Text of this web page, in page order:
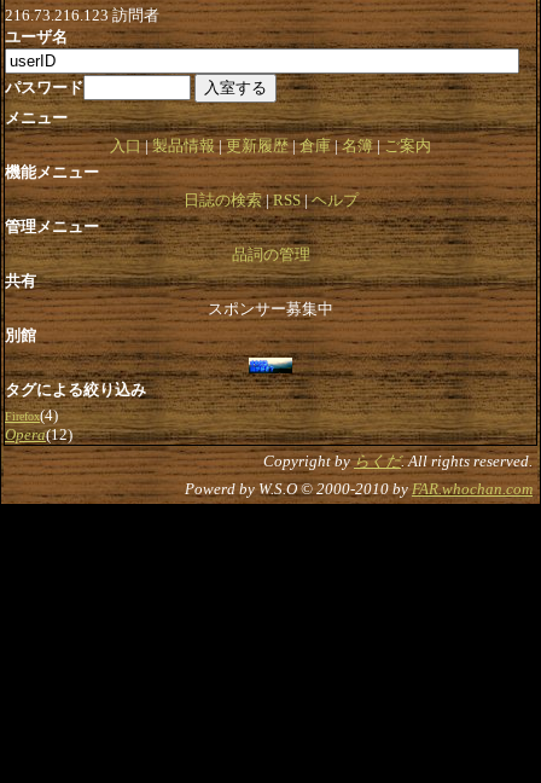
216.73.216.123訪問者
ユーザ名
パスワード
メニュー
入口 製品情報 更新履歴 倉庫 名簿 ご案内
機能メニュー
日誌の検索 RSS ヘルプ
管理メニュー
品詞の管理
共有
スポンサー募集中
別館
タグによる絞り込み
Firefox(4)
Opera(12)
Copyright byらくだ. All rights reserved.
Powerd by W.S.O © 2000-2010 by FAR.whochan.com